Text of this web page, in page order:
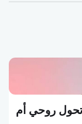
روحي أم